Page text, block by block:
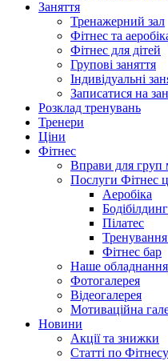
Заняття
Тренажерний зал
Фітнес та
Фітнес для дітей
Групові заняття
Індивідуальні
Записатися на
Розклад тренувань
Тренери
Ціни
Фітнес
Вправи для груп
Послуги Фітнес
Аеробіка
Бодібілдинг
Пілатес
Тренування
Фітнес бар
Наше обладнання
Фотогалерея
Відеогалерея
Мотиваційна
Новини
Акції та знижки
Статті по Фітнесу